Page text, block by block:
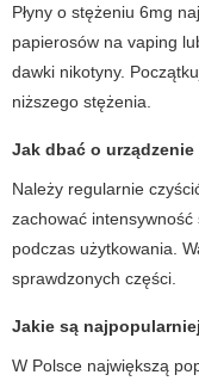
Płyny o stężeniu 6mg
papierosów na vaping
dawki nikotyny.
niższego stężenia.
Jak dbać o urządzenie
Należy regularnie
zachować
podczas użytkowania.
sprawdzonych części.
Jakie są
W Polsce największą